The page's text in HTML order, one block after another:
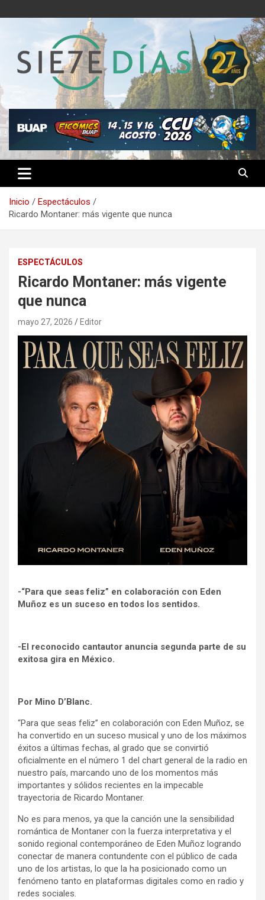
al
Semanario 7 Días
Inicio
Espectáculos
Ricardo Montaner: más vigente que nunca
ESPECTÁCULOS
Ricardo Montaner: más vigente
que nunca
mayo 27, 2026 Editor
-“Para que seas feliz” en colaboración con Eden
Muñoz es un suceso en todos los sentidos.
-El reconocido cantautor anuncia segunda parte de su
exitosa gira en México.
Por Mino D’Blanc.
“Para que seas feliz” en colaboración con Eden Muñoz, se
ha convertido en un suceso musical y uno de los máximos
éxitos a últimas fechas, al grado que se convirtió
oficialmente en el número 1 del chart general de la radio en
nuestro país, marcando uno de los momentos más
importantes y sólidos recientes en la impecable
trayectoria de Ricardo Montaner.
No es para menos, ya que la canción une la sensibilidad
romántica de Montaner con la fuerza interpretativa y el
sonido regional contemporáneo de Eden Muñoz logrando
conectar de manera contundente con el público de cada
uno de los artistas, lo que la ha posicionado como un
fenómeno tanto en plataformas digitales como en radio y
redes sociales.